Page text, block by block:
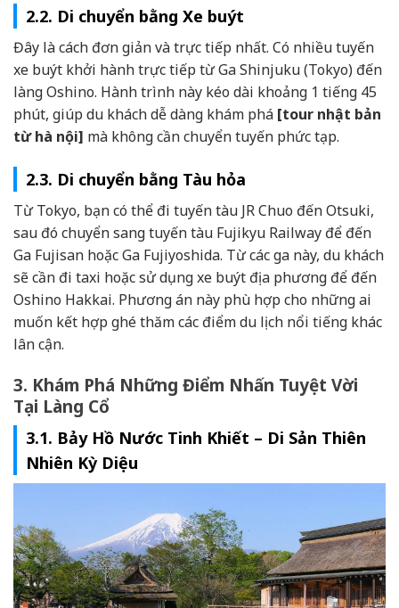
2.2. Di chuyển bằng Xe buýt
Đây là cách đơn giản và trực tiếp nhất. Có nhiều tuyến
xe buýt khởi hành trực tiếp từ Ga Shinjuku (Tokyo) đến
làng Oshino. Hành trình này kéo dài khoảng 1 tiếng 45
phút, giúp du khách dễ dàng khám phá [tour nhật bản
từ hà nội] mà không cần chuyển tuyến phức tạp.
2.3. Di chuyển bằng Tàu hỏa
Từ Tokyo, bạn có thể đi tuyến tàu JR Chuo đến Otsuki,
sau đó chuyển sang tuyến tàu Fujikyu Railway để đến
Ga Fujisan hoặc Ga Fujiyoshida. Từ các ga này, du khách
sẽ cần đi taxi hoặc sử dụng xe buýt địa phương để đến
Oshino Hakkai. Phương án này phù hợp cho những ai
muốn kết hợp ghé thăm các điểm du lịch nổi tiếng khác
lân cận.
3. Khám Phá Những Điểm Nhấn Tuyệt Vời
Tại Làng Cổ
3.1. Bảy Hồ Nước Tinh Khiết – Di Sản Thiên
Nhiên Kỳ Diệu